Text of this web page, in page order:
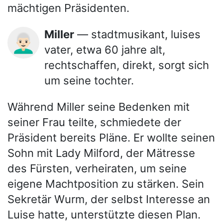
mächtigen Präsidenten.
👨🏻‍🦳 Miller — stadtmusikant, luises
vater, etwa 60 jahre alt,
rechtschaffen, direkt, sorgt sich
um seine tochter.
Während Miller seine Bedenken mit
seiner Frau teilte, schmiedete der
Präsident bereits Pläne. Er wollte seinen
Sohn mit Lady Milford, der Mätresse
des Fürsten, verheiraten, um seine
eigene Machtposition zu stärken. Sein
Sekretär Wurm, der selbst Interesse an
Luise hatte, unterstützte diesen Plan.